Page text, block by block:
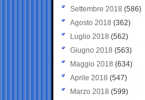
Settembre 2018 (586)
Agosto 2018 (362)
Luglio 2018 (562)
Giugno 2018 (563)
Maggio 2018 (634)
Aprile 2018 (547)
Marzo 2018 (599)